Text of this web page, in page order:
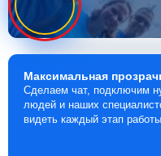
Максимальная
Сделаем чат, подключим
людей и наших
видеть каждый этап работы.